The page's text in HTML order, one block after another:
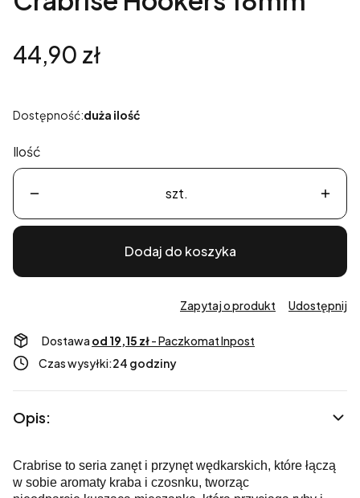
Cena
44,90 zł
Dostępność:duża ilość
Ilość
szt.
Dodaj do koszyka
Zapytaj o produkt Udostępnij
Dostawa od 19,15 zł- Paczkomat Inpost
Czas wysyłki:24 godziny
Opis:
Crabrise to seria zanęt i przynęt wędkarskich, które łączą
w sobie aromaty kraba i czosnku, tworząc